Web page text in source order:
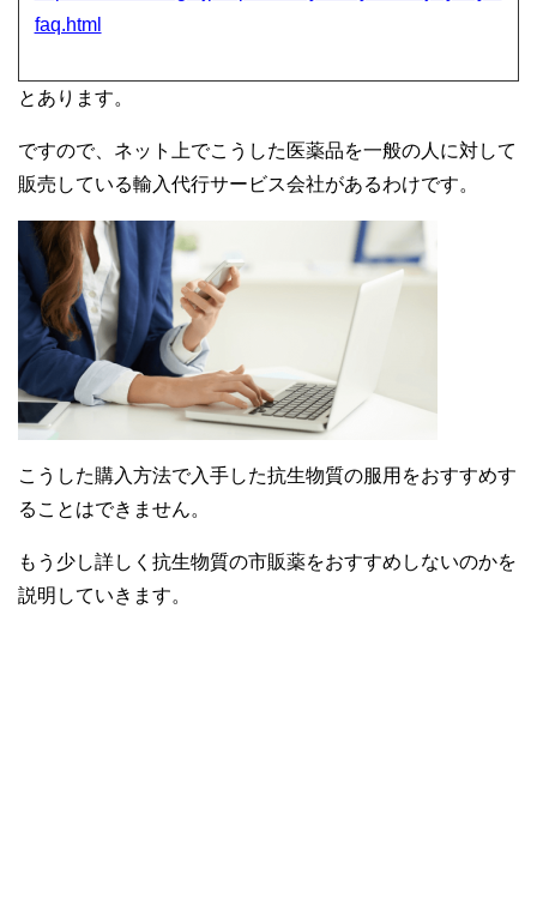
faq.html
とあります。
ですので、ネット上でこうした医薬品を一般の人に対して
販売している輸入代行サービス会社があるわけです。
こうした購入方法で入手した抗生物質の服用をおすすめす
ることはできません。
もう少し詳しく抗生物質の市販薬をおすすめしないのかを
説明していきます。